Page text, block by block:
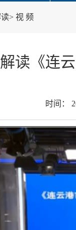
> 视 频
读《连
时间：